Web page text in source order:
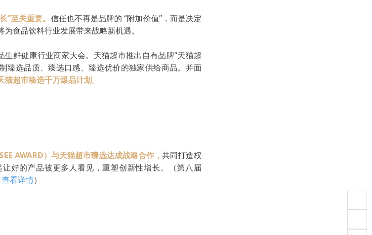
”至关重要。 信任也不再是品牌的 “附加价值”，而是决定
食品饮料行业发展带来战略新机遇。
鲜健康行业商家大会。天猫超市推出自有品牌“天猫超
臻选品质、臻选口感、臻选优价的独家供给商品。 并面
猫超市臻选千万爆品计划。
AWARD）与天猫超市臻选达成战略合作， 共同打造权
好的产品被更多人看见，重塑创新性增长。（第八届
查看详情）